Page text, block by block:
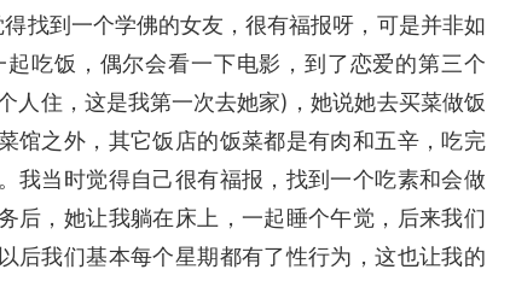
找到一个学佛的女友，很有福报呀，可是并非如
吃饭，偶尔会看一下电影，到了恋爱的第三个
人住，这是我第一次去她家)，她说她去买菜做饭
馆之外，其它饭店的饭菜都是有肉和五辛，吃完
我当时觉得自己很有福报，找到一个吃素和会做
后，她让我躺在床上，一起睡个午觉，后来我们
后我们基本每个星期都有了性行为，这也让我的